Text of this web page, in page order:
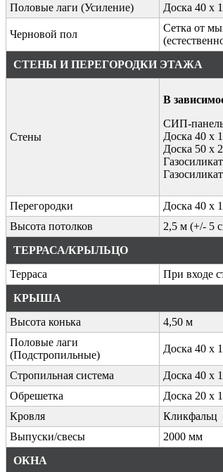
Половые лаги (Усиление)
Доска 40 х
Черновой пол
Сетка от
СТЕНЫ И ПЕРЕГОРОДКИ ЭТАЖА
Стены
В
СИП-
Доска 40 х
Доска 50 х
Перегородки
Доска 40 х
Высота потолков
2,5 м (+/- 5
ТЕРРАСА/КРЫЛЬЦО
Терраса
При входе
КРЫША
Высота конька
4,50 м
Половые лаги
(Подстропильные)
Доска 40 х
Стропильная система
Доска 40 х
Обрешетка
Доска 20 х
Кровля
Кликфальц
Выпуски/свесы
2000 мм
ОКНА